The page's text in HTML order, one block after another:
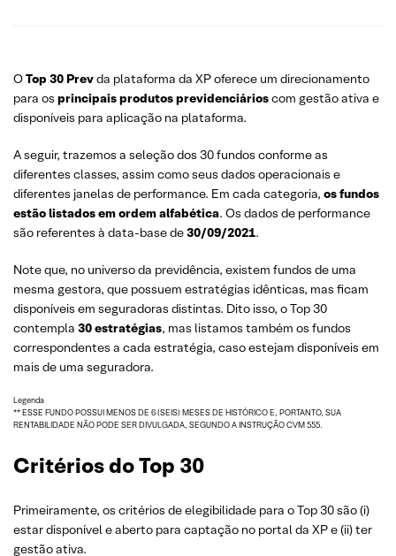
OTop 30 Prevda plataforma da XP oferece um direcionamento
para os principais produtosprevidenciárioscom gestão ativa e
disponíveis para aplicação na plataforma.
A seguir, trazemos a seleção dos 30 fundos conforme as
diferentes classes, assim como seus dados operacionais e
diferentes janelas de performance. Em cada categoria, os fundos
estão listados em ordem alfabética. Os dados de performance
são referentes à data-base de30/09/2021.
Note que, no universo da previdência, existem fundos de uma
mesma gestora, que possuem estratégias idênticas, mas ficam
disponíveis em seguradoras distintas. Dito isso, o Top 30
contempla 30 estratégias, mas listamos também os fundos
correspondentes a cada estratégia, caso estejam disponíveis em
mais de uma seguradora.
Legenda
** ESSE FUNDO POSSUI MENOS DE 6 (SEIS) MESES DE HISTÓRICO E, PORTANTO, SUA
RENTABILIDADE NÃO PODE SER DIVULGADA, SEGUNDO A INSTRUÇÃO CVM 555.
Critérios do Top 30
Primeiramente, os critérios de elegibilidade para o Top 30 são (i)
estar disponível e aberto para captação no portal da XP e (ii) ter
gestão ativa.